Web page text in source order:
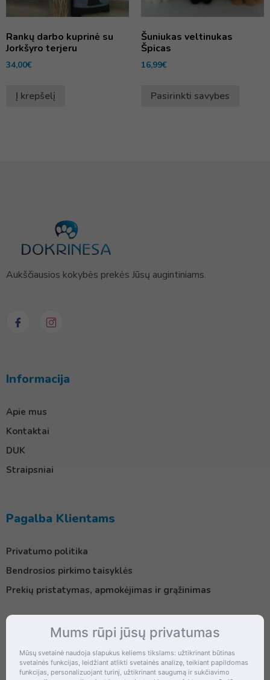
Rankų darbo kuprinė su
Jorkšyro terjeru
34,00€
Į krepšelį
Šuniukas veltinukas
Špicas
16,99€
Pasirinkti savybes
Aukščiausios kokybės prekės Jūsų augintiniams.
Informacija
Apie mus
Kontaktai
DUK
Straipsniai
Pagalba Klientams
Privatumo politika
Bendrosios pirkimo taisyklės
Prekių pristatymas, apmokėjimas ir grąžinimas
Kontaktai
Šventupės g. 28, Kaunas, Lietuva
Mums rūpi jūsų privatumas
Mūsų svetainė naudoja slapukus keliems tikslams: užtikrinant būtinas
svetainės funkcijas, leidžiant atlikti svetainės analizę, teikiant papildomas
funkcijas, personalizuojant turinį, užtikrinant saugumą ir sukčiavimo